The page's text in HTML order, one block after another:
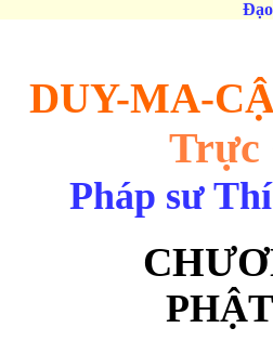
DUY-MA-
Trực
Pháp sư